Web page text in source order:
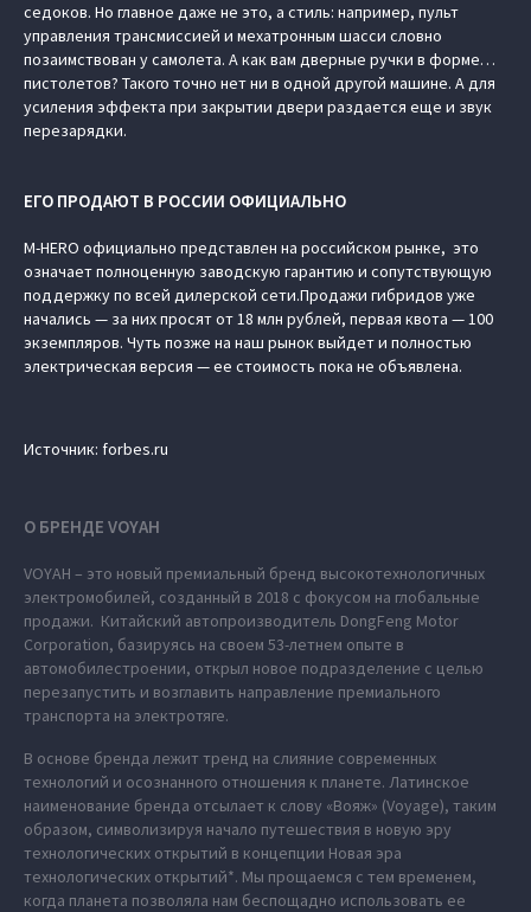
седоков. Но главное даже не это, а стиль: например, пульт
управления трансмиссией и мехатронным шасси словно
позаимствован у самолета. А как вам дверные ручки в форме…
пистолетов? Такого точно нет ни в одной другой машине. А для
усиления эффекта при закрытии двери раздается еще и звук
перезарядки.
ЕГО ПРОДАЮТ В РОССИИ ОФИЦИАЛЬНО
M‑HERO официально представлен на российском рынке, это
означает полноценную заводскую гарантию и сопутствующую
поддержку по всей дилерской сети.Продажи гибридов уже
начались — за них просят от 18 млн рублей, первая квота — 100
экземпляров. Чуть позже на наш рынок выйдет и полностью
электрическая версия — ее стоимость пока не объявлена.
Источник: forbes.ru
О БРЕНДЕ VOYAH
VOYAH – это новый премиальный бренд высокотехнологичных
электромобилей, созданный в 2018 с фокусом на глобальные
продажи. Китайский автопроизводитель DongFeng Motor
Corporation, базируясь на своем 53-летнем опыте в
автомобилестроении, открыл новое подразделение с целью
перезапустить и возглавить направление премиального
транспорта на электротяге.
В основе бренда лежит тренд на слияние современных
технологий и осознанного отношения к планете. Латинское
наименование бренда отсылает к слову «Вояж» (Voyage), таким
образом, символизируя начало путешествия в новую эру
технологических открытий в концепции Новая эра
технологических открытий*. Мы прощаемся с тем временем,
когда планета позволяла нам беспощадно использовать ее